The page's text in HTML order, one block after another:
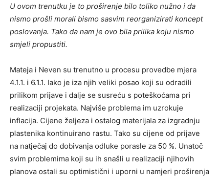
U ovom trenutku je to proširenje bilo toliko nužno i da
nismo prošli morali bismo sasvim reorganizirati koncept
poslovanja. Tako da nam je ovo bila prilika koju nismo
smjeli propustiti.
Mateja i Neven su trenutno u procesu provedbe mjera
4.1.1. i 6.1.1. Iako je iza njih veliki posao koji su odradili
prilikom prijave i dalje se susreću s poteškoćama pri
realizaciji projekata. Najviše problema im uzrokuje
inflacija. Cijene željeza i ostalog materijala za izgradnju
plastenika kontinuirano rastu. Tako su cijene od prijave
na natječaj do dobivanja odluke porasle za 50 %. Unatoč
svim problemima koji su ih snašli u realizaciji njihovih
planova ostali su optimistični i uporni u namjeri proširenja